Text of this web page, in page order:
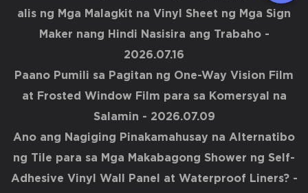
alis ng Mga Malagkit na Vinyl Sheet ng Mga Sign
Maker nang Hindi Nasisira ang Trabaho-
2026.07.16
Paano Pumili sa Pagitan ng One-Way Vision Film
at Frosted Window Film para sa Komersyal na
Salamin - 2026.07.09
Ano ang Nagiging Pinakamahusay na Alternatibo
ng Tile para sa Mga Makabagong Shower ng Self-
Adhesive Vinyl Wall Panel at Waterproof Liners?-